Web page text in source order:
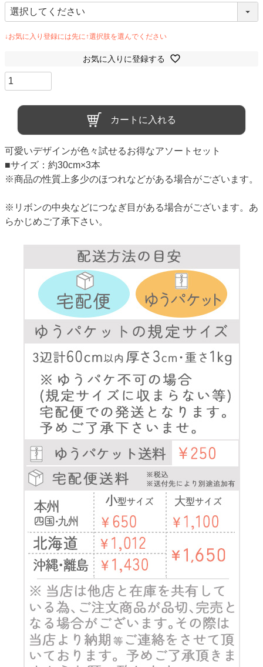
お気に入りに登録する
カートに入れる
可愛いデザインが色々試せるお得なアソートセット
■サイズ：約30cm×3本
※商品の性質上多少のほつれなどがある場合がございます。
※リボンの中央などにつなぎ目がある場合がございます。あ
らかじめご了承下さい。